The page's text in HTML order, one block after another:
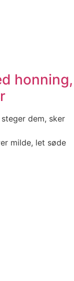
honning,
dem, sker
milde, let søde